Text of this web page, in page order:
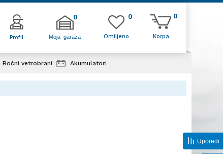
Profil Moja garaza
0
Korpa
0
Omiljeno
0
Bočni vetrobrani Akumulatori
Uporedi